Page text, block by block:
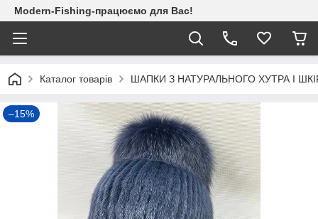
Modern-Fishing-працюємо для Вас!
Каталог товарів ШАПКИ З НАТУРАЛЬНОГО ХУТРА І
–15%